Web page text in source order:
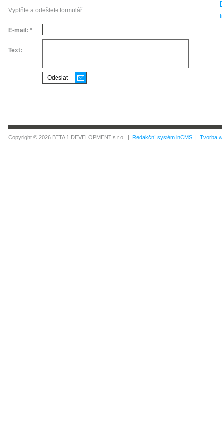
Vyplňte a odešlete formulář.
E-mail: *
Text:
Copyright © 2026 BETA 1 DEVELOPMENT s.r.o. | Redakční systém inCMS | Tvorba